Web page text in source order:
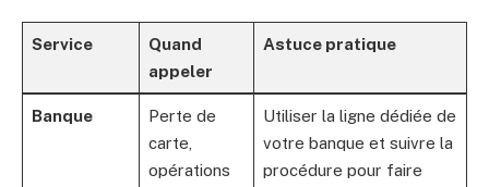
Service
Quand
appeler
Astuce pratique
Banque
Perte de
carte,
opérations
Utiliser la ligne dédiée de
votre banque et suivre la
procédure pour faire